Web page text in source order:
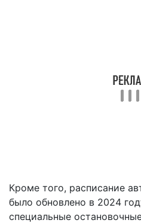
Кроме того, расписание
было обновлено в 2024
специальные